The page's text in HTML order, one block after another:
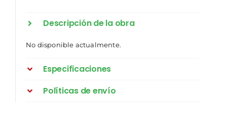
Descripción de la obra
No disponible actualmente.
Especificaciones
Políticas de envío